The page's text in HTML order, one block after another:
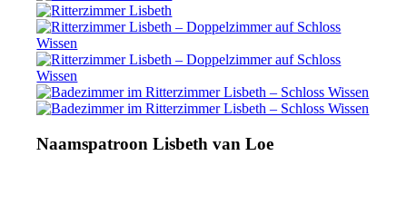
Naamspatroon Lisbeth van Loe